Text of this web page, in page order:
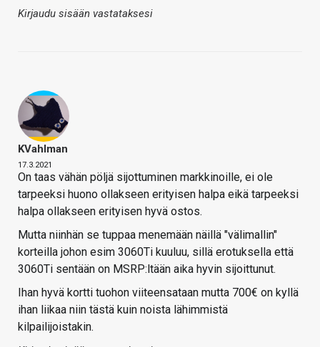
Kirjaudu sisään vastataksesi
KVahlman
17.3.2021
On taas vähän pöljä sijottuminen markkinoille, ei ole
tarpeeksi huono ollakseen erityisen halpa eikä tarpeeksi
halpa ollakseen erityisen hyvä ostos.
Mutta niinhän se tuppaa menemään näillä "välimallin"
korteilla johon esim 3060Ti kuuluu, sillä erotuksella että
3060Ti sentään on MSRP:ltään aika hyvin sijoittunut.
Ihan hyvä kortti tuohon viiteensataan mutta 700€ on kyllä
ihan liikaa niin tästä kuin noista lähimmistä
kilpailijoistakin.